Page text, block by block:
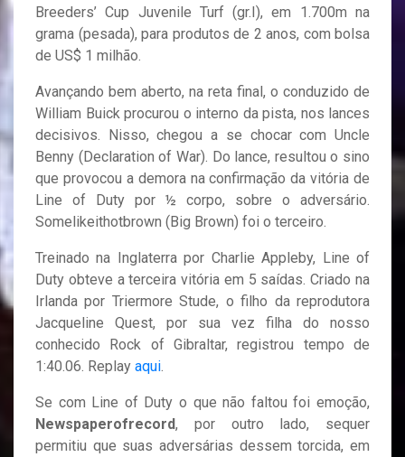
Breeders’ Cup Juvenile Turf (gr.I), em 1.700m na
grama (pesada), para produtos de 2 anos, com bolsa
de US$ 1 milhão.
Avançando bem aberto, na reta final, o conduzido de
William Buick procurou o interno da pista, nos lances
decisivos. Nisso, chegou a se chocar com Uncle
Benny (Declaration of War). Do lance, resultou o sino
que provocou a demora na confirmação da vitória de
Line of Duty por ½ corpo, sobre o adversário.
Somelikeithotbrown (Big Brown) foi o terceiro.
Treinado na Inglaterra por Charlie Appleby, Line of
Duty obteve a terceira vitória em 5 saídas. Criado na
Irlanda por Triermore Stude, o filho da reprodutora
Jacqueline Quest, por sua vez filha do nosso
conhecido Rock of Gibraltar, registrou tempo de
1:40.06. Replay aqui
Se com Line of Duty o que não faltou foi emoção,
Newspaperofrecord, por outro lado, sequer
permitiu que suas adversárias dessem torcida, em